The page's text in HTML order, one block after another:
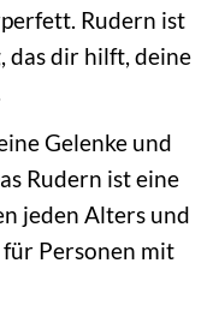
Rudern ist
das dir hilft, deine
Gelenke und
Rudern ist eine
jeden Alters und
für Personen mit